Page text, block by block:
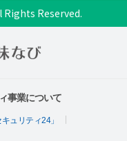
Rights Reserved.